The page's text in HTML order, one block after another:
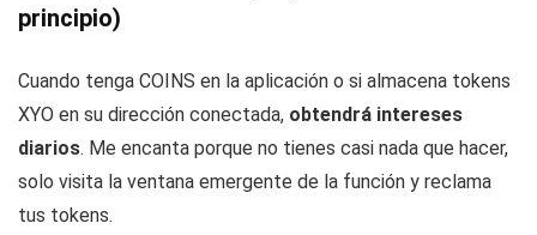
principio)
Cuando tenga COINS en la aplicación o si almacena tokens
XYO en su dirección conectada, obtendrá intereses
diarios. Me encanta porque no tienes casi nada que hacer,
solo visita la ventana emergente de la función y reclama
tus tokens.